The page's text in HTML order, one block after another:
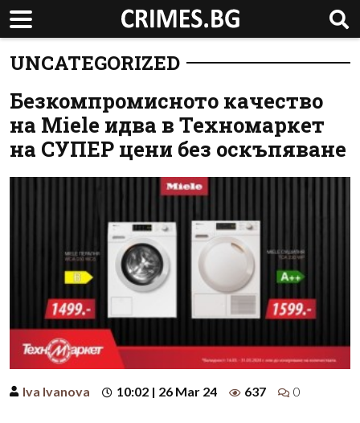
UNCATEGORIZED
Безкомпромисното качество
на Miele идва в Техномаркет
на СУПЕР цени без оскъпяване
Iva Ivanova 10:02 | 26 Mar 24 637 0